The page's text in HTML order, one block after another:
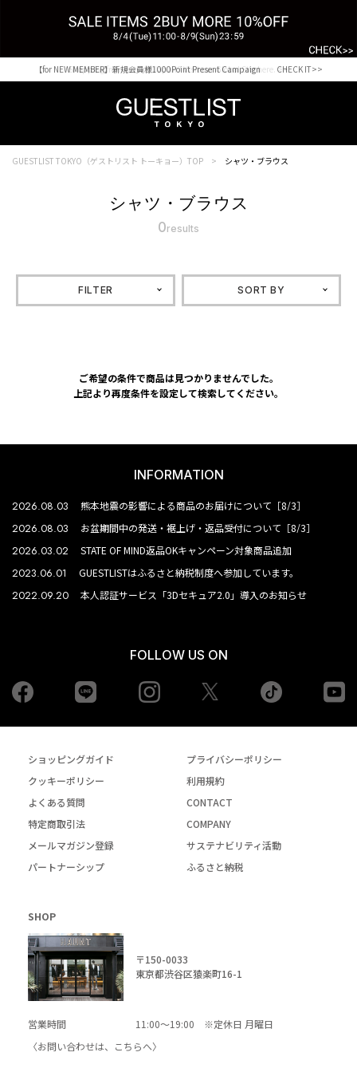
Shopping from outside Japan? Visit our Global Site here. >>
【for NEW MEMBER】新規会員様1000Point Present Campaign CHECK IT>>
GUESTLIST TOKYO（ゲストリスト トーキョー）TOP シャツ・ブラウス
シャツ・ブラウス
0results
FILTER SORT BY
ご希望の条件で商品は見つかりませんでした。
上記より再度条件を設定して検索してください。
INFORMATION
2026.08.03 熊本地震の影響による商品のお届けについて［8/3］
2026.08.03 お盆期間中の発送・裾上げ・返品受付について［8/3］
2026.03.02 STATE OF MIND返品OKキャンペーン対象商品追加
2023.06.01 GUESTLISTはふるさと納税制度へ参加しています。
2022.09.20 本人認証サービス「3Dセキュア2.0」導入のお知らせ
FOLLOW US ON
Facebook Instagram tiktok
ショッピングガイド
プライバシーポリシー
クッキーポリシー
利用規約
よくある質問
CONTACT
特定商取引法
COMPANY
メールマガジン登録
サステナビリティ活動
パートナーシップ
ふるさと納税
SHOP
〒150-0033
東京都渋谷区猿楽町16-1
営業時間
11:00～19:00 ※定休日 月曜日
〈お問い合わせは、
こちらへ〉